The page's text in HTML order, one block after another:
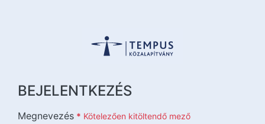
BEJELENTKEZÉS
Megnevezés * Kötelezően kitöltendő mező